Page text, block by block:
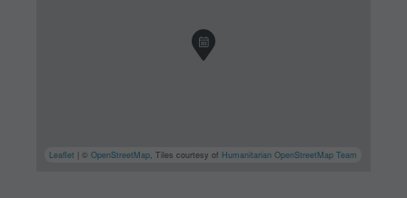
Leaflet | ©OpenStreetMap, Tiles courtesy of Humanitarian OpenStreetMap Team